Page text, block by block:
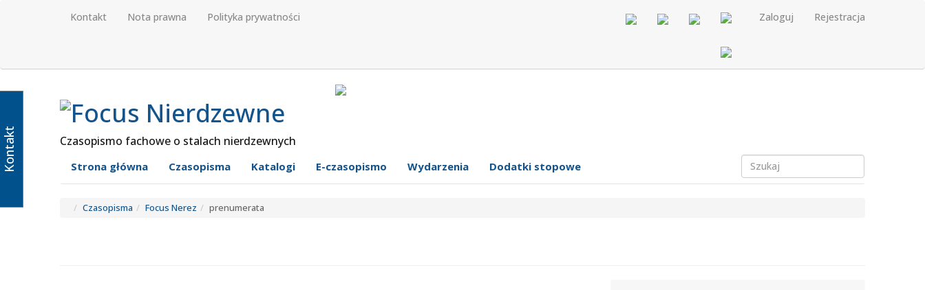
Kontakt Nota prawna Polityka prywatności Zaloguj Rejestracja
Czasopismo fachowe o stalach nierdzewnych
Strona główna Czasopisma Katalogi E-czasopismo Wydarzenia Dodatki stopowe
Czasopisma Focus Nerez prenumerata
Kontakt